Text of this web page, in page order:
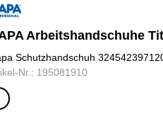
Arbeitshandschuhe
Schutzhandschuh
Nr.: 195081910